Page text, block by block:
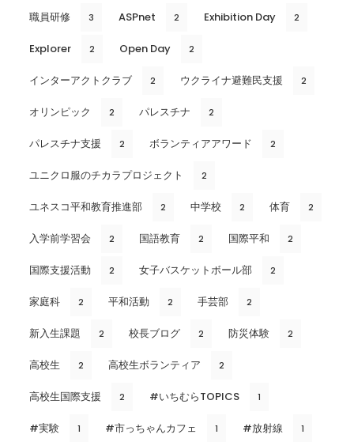
職員研修 3 ASPnet 2 Exhibition Day 2
Explorer 2 Open Day 2
インターアクトクラブ 2 ウクライナ避難民支援 2
オリンピック 2 パレスチナ 2
パレスチナ支援 2 ボランティアアワード 2
ユニクロ服のチカラプロジェクト 2
ユネスコ平和教育推進部 2 中学校 2 体育 2
入学前学習会 2 国語教育 2 国際平和 2
国際支援活動 2 女子バスケットボール部 2
家庭科 2 平和活動 2 手芸部 2
新入生課題 2 校長ブログ 2 防災体験 2
高校生 2 高校生ボランティア 2
高校生国際支援 2 #いちむらTOPICS 1
#実験 1 #市っちゃんカフェ 1 #放射線 1